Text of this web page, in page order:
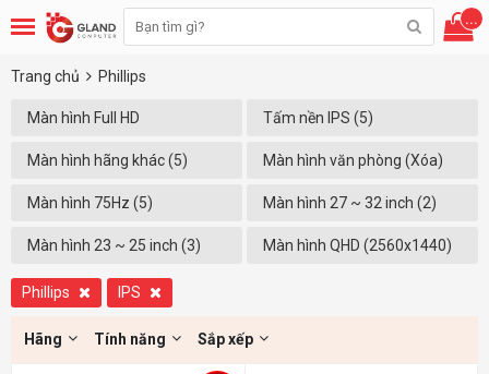
...
Trang chủ Phillips
Màn hình Full HD
(1920x1080) (4)
Tấm nền IPS (5)
Màn hình hãng khác (5) Màn hình văn phòng (Xóa)
Màn hình 75Hz (5) Màn hình 27 ~ 32 inch (2)
Màn hình 23 ~ 25 inch (3) Màn hình QHD (2560x1440)
Phillips IPS
Hãng Tính năng Sắp xếp